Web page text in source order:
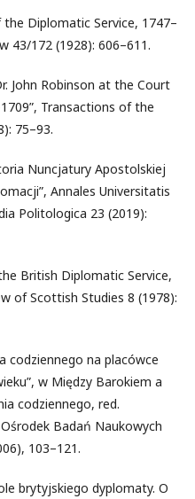
Diplomatic Service, 1747–
43/172 (1928): 606–611.
John Robinson at the Court
Transactions of the
75–93.
Nuncjatury Apostolskiej
Annales Universitatis
Politologica 23 (2019):
British Diplomatic Service,
of Scottish Studies 8 (1978):
codziennego na placówce
w Między Barokiem a
codziennego, red.
Badań Naukowych
103–121.
brytyjskiego dyplomaty. O